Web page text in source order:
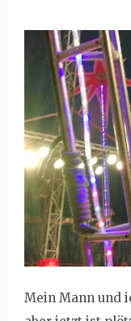
Mein Mann und